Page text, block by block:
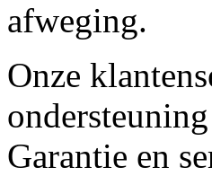
afweging.
Onze
Garantie en